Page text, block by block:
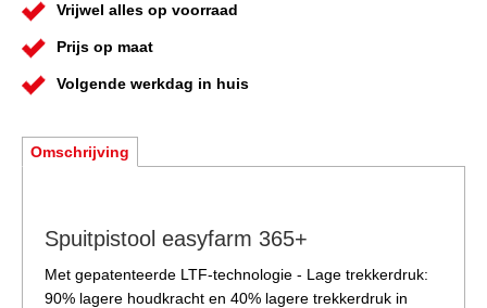
Vrijwel alles op voorraad
Prijs op maat
Volgende werkdag in huis
Omschrijving
Spuitpistool easyfarm 365+
Met gepatenteerde LTF-technologie - Lage trekkerdruk:
90% lagere houdkracht en 40% lagere trekkerdruk in